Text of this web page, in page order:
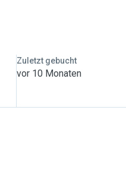
Zuletzt gebucht
vor 10 Monaten